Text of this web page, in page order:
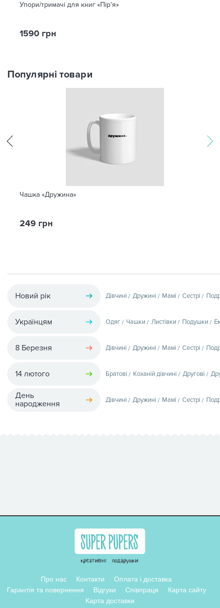
Упори/тримачі для книг «Пір'я»
1590 грн
Популярні товари
Чашка «Дружина»
249 грн
Новий рік Дівчині Дружині Мамі Сестрі
Українцям Одяг Чашки Листівки Подушки
8 Березня Дівчині Дружині Мамі Сестрі
14 лютого Братові Коханій дівчині Другові
День
народження
Дівчині Дружині Мамі Сестрі
Про нас Контакти
Оплата і доставка
Гарантія та повернення
Відгуки Співпраця
Карта сайту
Карта доставки